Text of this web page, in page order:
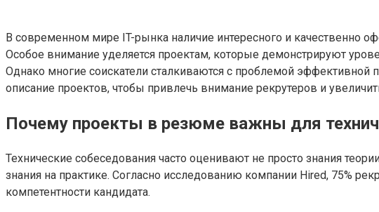
В современном мире IT-рынка наличие интересного и качественно
Особое внимание уделяется проектам, которые демонстрируют
Однако многие соискатели сталкиваются с проблемой эффективной
описание проектов, чтобы привлечь внимание рекрутеров и
Почему проекты в резюме важны для
Технические собеседования часто оценивают не просто знания
знания на практике. Согласно исследованию компании Hired, 75%
компетентности кандидата.